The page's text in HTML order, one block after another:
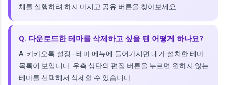
체를 실행하려 하지 마시고 공유 버튼을 찾아보세요.
Q. 다운로드한 테마를 삭제하고 싶을 땐 어떻게 하나요?
A. 카카오톡 설정 - 테마 메뉴에 들어가시면 내가 설치한 테마
목록이 보입니다. 우측 상단의 편집 버튼을 누르면 원하지 않는
테마를 선택해서 삭제할 수 있습니다.